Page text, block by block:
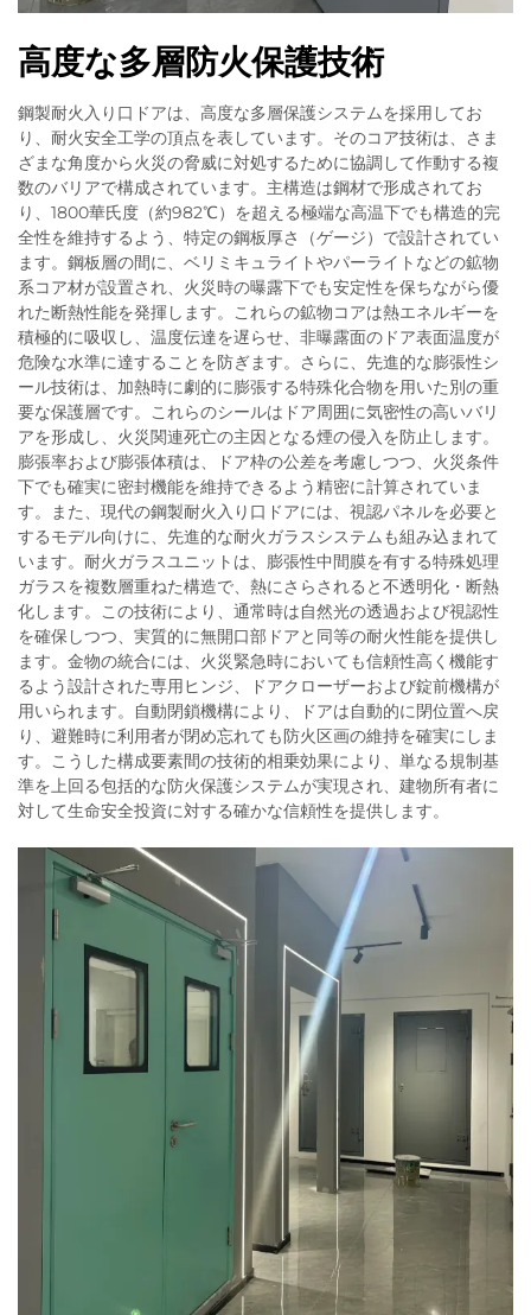
高度な多層防火保護技術
鋼製耐火入り口ドアは、高度な多層保護システムを採用してお
り、耐火安全工学の頂点を表しています。そのコア技術は、さま
ざまな角度から火災の脅威に対処するために協調して作動する複
数のバリアで構成されています。主構造は鋼材で形成されてお
り、1800華氏度（約982℃）を超える極端な高温下でも構造的完
全性を維持するよう、特定の鋼板厚さ（ゲージ）で設計されてい
ます。鋼板層の間に、ベリミキュライトやパーライトなどの鉱物
系コア材が設置され、火災時の曝露下でも安定性を保ちながら優
れた断熱性能を発揮します。これらの鉱物コアは熱エネルギーを
積極的に吸収し、温度伝達を遅らせ、非曝露面のドア表面温度が
危険な水準に達することを防ぎます。さらに、先進的な膨張性シ
ール技術は、加熱時に劇的に膨張する特殊化合物を用いた別の重
要な保護層です。これらのシールはドア周囲に気密性の高いバリ
アを形成し、火災関連死亡の主因となる煙の侵入を防止します。
膨張率および膨張体積は、ドア枠の公差を考慮しつつ、火災条件
下でも確実に密封機能を維持できるよう精密に計算されていま
す。また、現代の鋼製耐火入り口ドアには、視認パネルを必要と
するモデル向けに、先進的な耐火ガラスシステムも組み込まれて
います。耐火ガラスユニットは、膨張性中間膜を有する特殊処理
ガラスを複数層重ねた構造で、熱にさらされると不透明化・断熱
化します。この技術により、通常時は自然光の透過および視認性
を確保しつつ、実質的に無開口部ドアと同等の耐火性能を提供し
ます。金物の統合には、火災緊急時においても信頼性高く機能す
るよう設計された専用ヒンジ、ドアクローザーおよび錠前機構が
用いられます。自動閉鎖機構により、ドアは自動的に閉位置へ戻
り、避難時に利用者が閉め忘れても防火区画の維持を確実にしま
す。こうした構成要素間の技術的相乗効果により、単なる規制基
準を上回る包括的な防火保護システムが実現され、建物所有者に
対して生命安全投資に対する確かな信頼性を提供します。